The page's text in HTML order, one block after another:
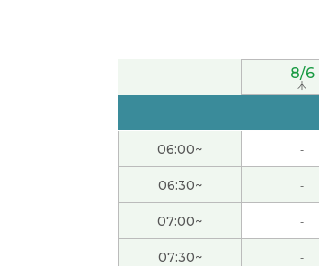
誕生日プレゼント、なんかちょー
谢谢您的课。您打算来日本留
不好意思 下次见
一緒に世界平和のために頑張ろう
8/6
木
06:00~ -
06:30~ -
07:00~ -
07:30~ -